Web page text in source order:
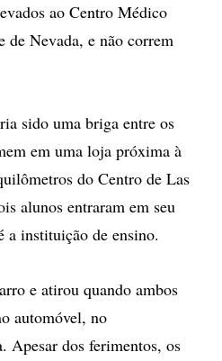
ao Centro Médico
de Nevada, e não correm
sido uma briga entre os
em uma loja próxima à
do Centro de Las
alunos entraram em seu
instituição de ensino.
e atirou quando ambos
automóvel, no
Apesar dos ferimentos, os